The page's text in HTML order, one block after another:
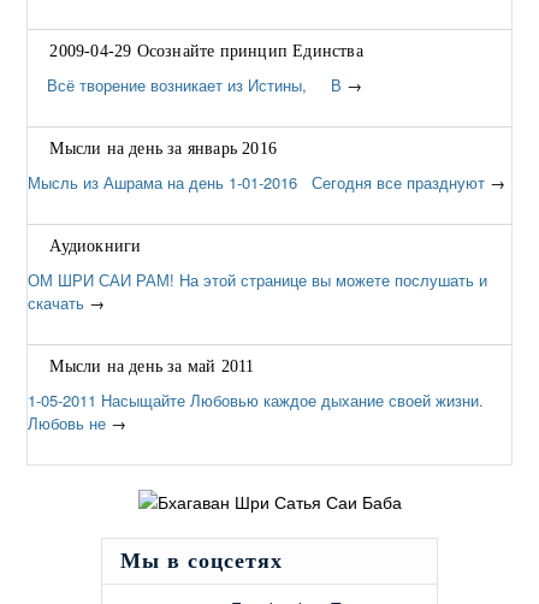
2009-04-29 Осознайте принцип Единства
Всё творение возникает из Истины, В →
Мысли на день за январь 2016
Мысль из Ашрама на день 1-01-2016 Сегодня все празднуют →
Аудиокниги
ОМ ШРИ САИ РАМ! На этой странице вы можете послушать и
скачать →
Мысли на день за май 2011
1-05-2011 Насыщайте Любовью каждое дыхание своей жизни.
Любовь не →
Мы в соцсетях